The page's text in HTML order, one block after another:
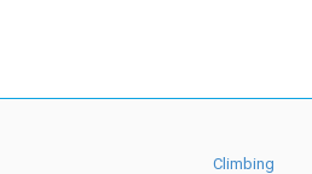
Climbing